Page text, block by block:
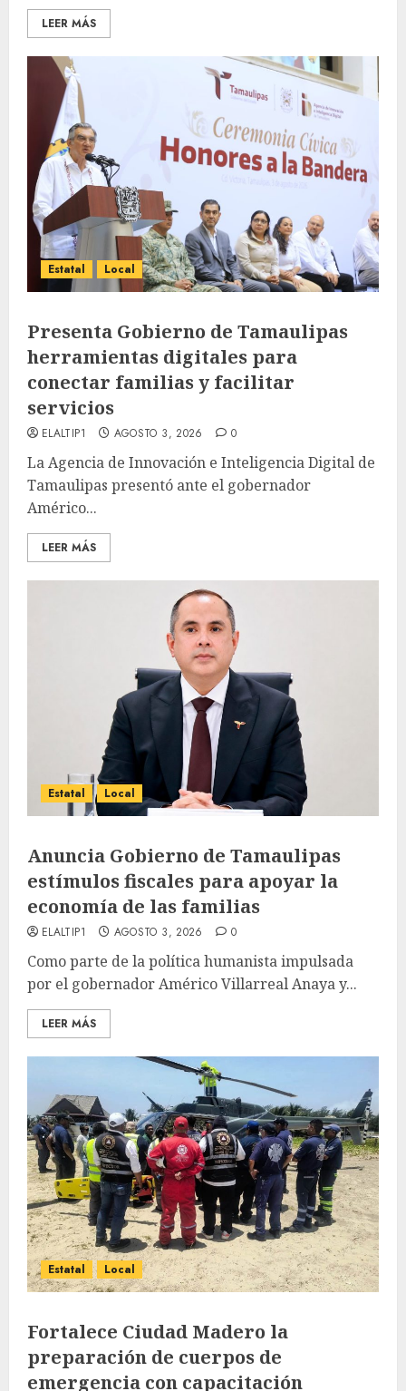
LEER MÁS
Estatal Local
Presenta Gobierno de Tamaulipas
herramientas digitales para
conectar familias y facilitar
servicios
ELALTIP1 AGOSTO 3, 2026 0
La Agencia de Innovación e Inteligencia Digital de
Tamaulipas presentó ante el gobernador
Américo...
LEER MÁS
Estatal Local
Anuncia Gobierno de Tamaulipas
estímulos fiscales para apoyar la
economía de las familias
ELALTIP1 AGOSTO 3, 2026 0
Como parte de la política humanista impulsada
por el gobernador Américo Villarreal Anaya y...
LEER MÁS
Estatal Local
Fortalece Ciudad Madero la
preparación de cuerpos de
emergencia con capacitación